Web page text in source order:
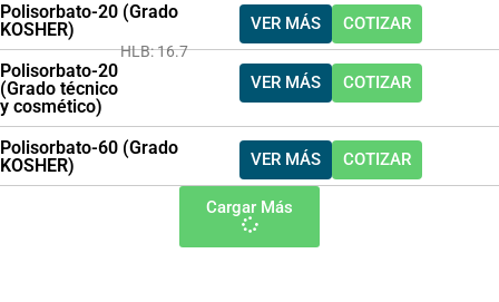
Polisorbato-20 (Grado
KOSHER)
VER MÁS COTIZAR
Polisorbato-20
(Grado técnico
y cosmético)
HLB: 16.7
VER MÁS COTIZAR
Polisorbato-60 (Grado
KOSHER)
VER MÁS COTIZAR
Cargar Más